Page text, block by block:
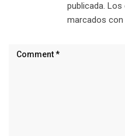
publicada. Los
marcados con